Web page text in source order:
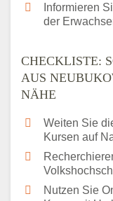
Informieren
der
CHECKLISTE:
AUS
NÄHE
Weiten Sie
Kursen auf
Nutzen Sie